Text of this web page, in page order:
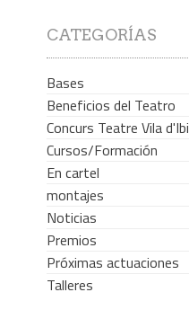
CATEGORÍAS
Bases
Beneficios del Teatro
Concurs Teatre Vila d'Ibi
Cursos/Formación
En cartel
montajes
Noticias
Premios
Próximas actuaciones
Talleres